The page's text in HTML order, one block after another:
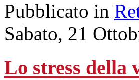
Pubblicato in
Sabato, 21
Lo stress della